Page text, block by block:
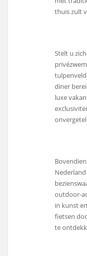
thuis zult
Stelt u
diner
luxe
outdoor-
in kunst
fietsen
te